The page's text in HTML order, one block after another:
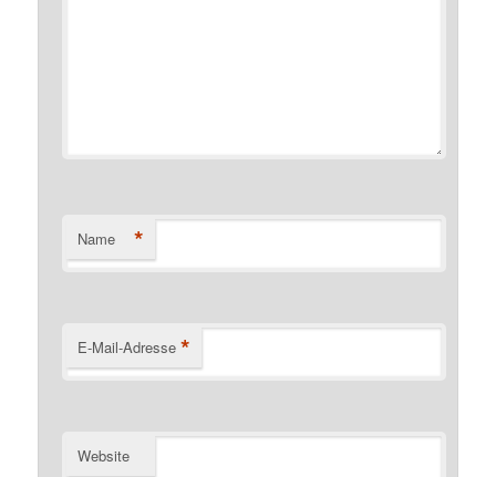
Name *
E-Mail-Adresse *
Website